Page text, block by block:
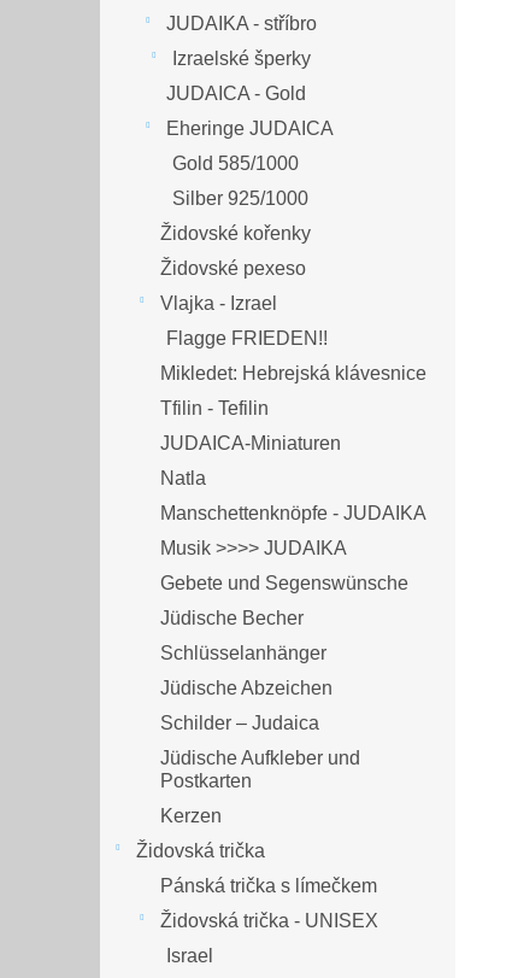
JUDAIKA - stříbro
Izraelské šperky
JUDAICA - Gold
Eheringe JUDAICA
Gold 585/1000
Silber 925/1000
Židovské kořenky
Židovské pexeso
Vlajka - Izrael
Flagge FRIEDEN!!
Mikledet: Hebrejská klávesnice
Tfilin - Tefilin
JUDAICA-Miniaturen
Natla
Manschettenknöpfe - JUDAIKA
Musik >>>> JUDAIKA
Gebete und Segenswünsche
Jüdische Becher
Schlüsselanhänger
Jüdische Abzeichen
Schilder – Judaica
Jüdische Aufkleber und
Postkarten
Kerzen
Židovská trička
Pánská trička s límečkem
Židovská trička - UNISEX
Israel